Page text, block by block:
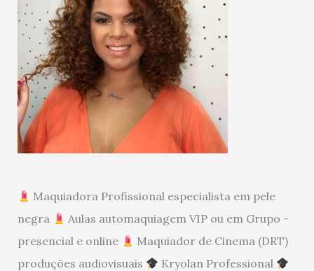
Maquiadora Profissional especialista em pele
negra
Aulas automaquiagem VIP ou em Grupo -
presencial e online
Maquiador de Cinema (DRT)
produções audiovisuais
Kryolan Professional